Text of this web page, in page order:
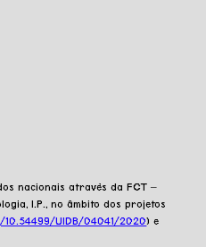
nacionais através da FCT –
I.P., no âmbito dos projetos
UIDB/04041/2020) e